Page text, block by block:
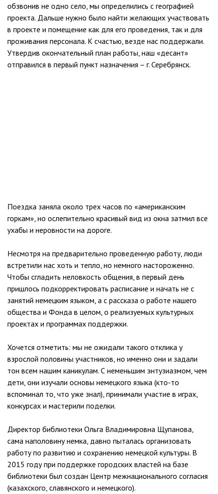
обзвонив не одно село, мы определились с географией
проекта. Дальше нужно было найти желающих участвовать
в проекте и помещение как для его проведения, так и для
проживания персонала. К счастью, везде нас поддержали.
Утвердив окончательный план работы, наш «десант»
отправился в первый пункт назначения – г. Серебрянск.
Поездка заняла около трех часов по «американским
горкам», но ослепительно красивый вид из окна затмил все
ухабы и неровности на дороге.
Несмотря на предварительно проведенную работу, люди
встретили нас хоть и тепло, но немного настороженно.
Чтобы сгладить неловкость общения, в первый день
пришлось подкорректировать расписание и начать не с
занятий немецким языком, а с рассказа о работе нашего
общества и Фонда в целом, о реализуемых культурных
проектах и программах поддержки.
Хочется отметить: мы не ожидали такого отклика у
взрослой половины участников, но именно они и задали
тон всем нашим каникулам. С неменьшим энтузиазмом, чем
дети, они изучали основы немецкого языка (кто-то
вспоминал то, что уже знал), принимали участие в играх,
конкурсах и мастерили поделки.
Директор библиотеки Ольга Владимировна Щупанова,
сама наполовину немка, давно пыталась организовать
работу по развитию и сохранению немецкой культуры. В
2015 году при поддержке городских властей на базе
библиотеки был создан Центр межнационального согласия
(казахского, славянского и немецкого).